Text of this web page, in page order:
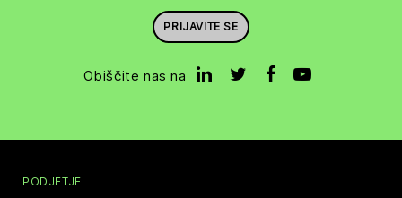
PRIJAVITE SE
Obiščite nas na
PODJETJE